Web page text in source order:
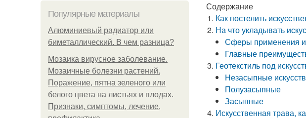
Популярные материалы
Алюминиевый радиатор или
биметаллический. В чем разница?
Мозаика вирусное заболевание.
Мозаичные болезни растений.
Поражение, пятна зеленого или
белого цвета на листьях и плодах.
Признаки, симптомы, лечение,
Содержание
Как постелить
На что укладывать
Сферы применения
Главные
Геотекстиль под
Незасыпные
Полузасыпные
Засыпные
Искусственная трава,